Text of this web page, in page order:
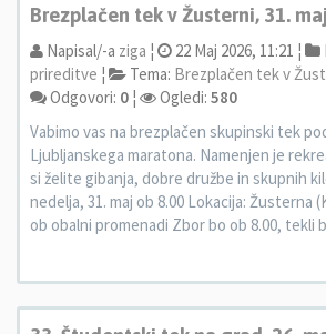
Brezplačen tek v Žusterni, 31.
Napisal/-a ziga ¦ 22 Maj 2026, 11:21 ¦
prireditve ¦ Tema: Brezplačen tek v
Odgovori: 0 ¦ Ogledi: 580
Vabimo vas na brezplačen skupinski tek
Ljubljanskega maratona. Namenjen je
si želite gibanja, dobre družbe in skupnih
nedelja, 31. maj ob 8.00 Lokacija: Žusterna
ob obalni promenadi Zbor bo ob 8.00, tekli